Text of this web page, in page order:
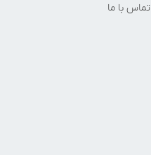
تماس با ما